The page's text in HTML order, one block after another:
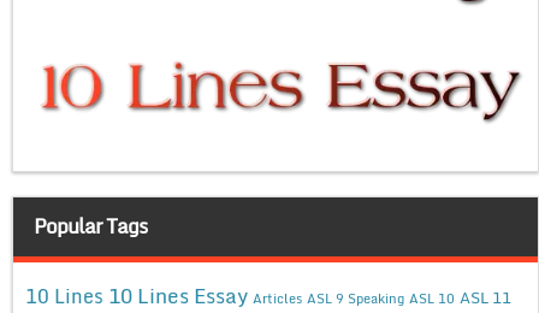
Popular Tags
10 Lines 10 Lines Essay Articles ASL 9 Speaking ASL 10 ASL 11